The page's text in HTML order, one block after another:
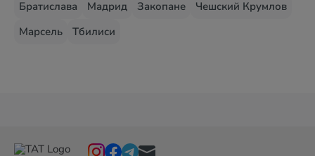
Братислава
Мадрид Закопане
Чешский Крумлов
Марсель
Тбилиси